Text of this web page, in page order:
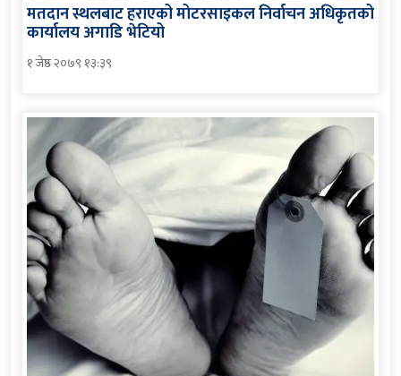
मतदान स्थलबाट हराएको मोटरसाइकल निर्वाचन अधिकृतको
कार्यालय अगाडि भेटियो
१ जेष्ठ २०७९ १३:३९